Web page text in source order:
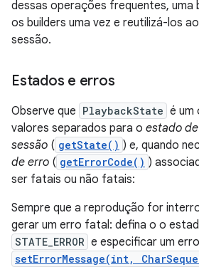
dessas operações frequentes, uma
os builders uma vez e reutilizá-los
sessão.
Estados e erros
Observe que PlaybackState é um
valores separados para o estado
sessão ( getState() ) e, quando
de erro ( getErrorCode() )
ser fatais ou não fatais:
Sempre que a reprodução for
gerar um erro fatal: defina o o
STATE_ERROR e especificar um
setErrorMessage(int,